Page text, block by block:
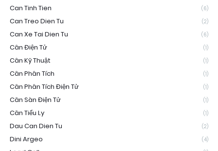
Can Tinh Tien (6)
Can Treo Dien Tu (2)
Can Xe Tai Dien Tu (6)
Cân Điện Tử (1)
Cân Kỹ Thuật (1)
Cân Phân Tích (1)
Cân Phân Tích Điện Tử (1)
Cân Sàn Điện Tử (1)
Cân Tiểu Ly (1)
Dau Can Dien Tu (2)
Dini Argeo (4)